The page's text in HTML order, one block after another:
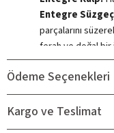
Entegre Süzgeç
parçalarını
ferah ve doğal bir
Tritan Nedir?
- BPA içermez:BPA,
sağlığı açısından riskli
Ödeme Seçenekleri
Kargo ve Teslimat